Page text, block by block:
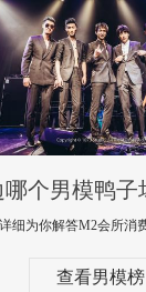
查看男模榜